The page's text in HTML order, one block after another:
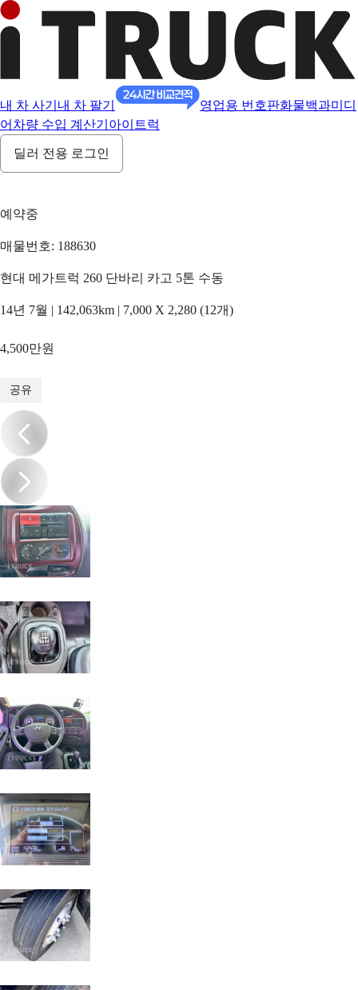
내 차 사기 내 차 팔기 영업용 번호판화물백과미디
어 차량 수입 계산기 아이트럭
딜러 전용 로그인
예약중
매물번호: 188630
현대 메가트럭 260 단바리 카고 5톤 수동
14년 7월 | 142,063km | 7,000 X 2,280 (12개)
4,500만원
공유
/20